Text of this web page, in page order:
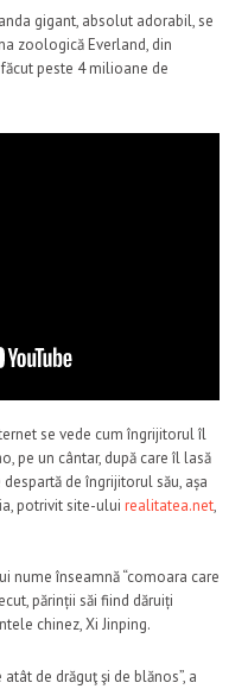
gigant, absolut adorabil, se
zoologică Everland, din
peste 4 milioane de
se vede cum îngrijitorul îl
pe un cântar, după care îl lasă
de îngrijitorul său, așa
potrivit site-ului realitatea.net,
nume înseamnă “comoara care
părinții săi fiind dăruiți
chinez, Xi Jinping.
de drăguţ şi de blănos”, a